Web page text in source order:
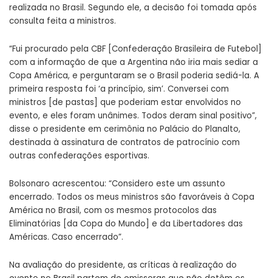
realizada no Brasil. Segundo ele, a decisão foi tomada após
consulta feita a ministros.
“Fui procurado pela CBF [Confederação Brasileira de Futebol]
com a informação de que a Argentina não iria mais sediar a
Copa América, e perguntaram se o Brasil poderia sediá-la. A
primeira resposta foi ‘a princípio, sim’. Conversei com
ministros [de pastas] que poderiam estar envolvidos no
evento, e eles foram unânimes. Todos deram sinal positivo”,
disse o presidente em cerimônia no Palácio do Planalto,
destinada à assinatura de contratos de patrocínio com
outras confederações esportivas.
Bolsonaro acrescentou: “Considero este um assunto
encerrado. Todos os meus ministros são favoráveis à Copa
América no Brasil, com os mesmos protocolos das
Eliminatórias [da Copa do Mundo] e da Libertadores das
Américas. Caso encerrado”.
Na avaliação do presidente, as críticas à realização do